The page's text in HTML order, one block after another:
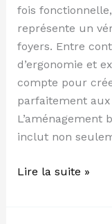
fois
représente un
foyers. Entre
d’ergonomie et
compte pour
parfaitement
L’aménagement
inclut non
Lire la suite »